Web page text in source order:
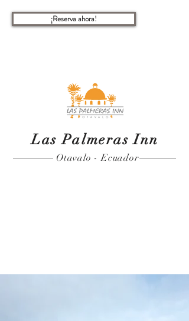
¡Reserva ahora!
Las Palmeras Inn
Otavalo - Ecuador